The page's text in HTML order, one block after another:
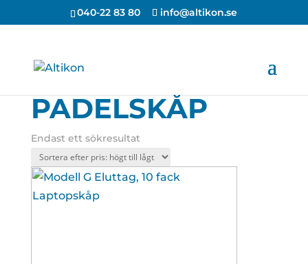
040-22 83 80 info@altikon.se
PADELSKÅP
Endast ett sökresultat